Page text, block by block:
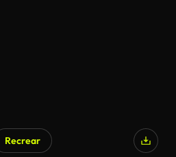
Recrear